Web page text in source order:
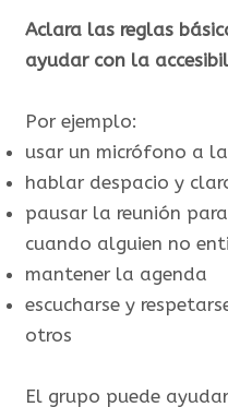
Aclara las reglas
ayudar con la
Por ejemplo:
usar un micrófono a
hablar despacio y
pausar la reunión
cuando alguien no
mantener la agenda
escucharse y
otros
El grupo puede